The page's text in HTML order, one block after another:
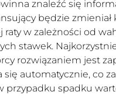
znaleźć się
będzie zmieniał
raty w zależności od
stawek.
rozwiązaniem jest
się automatycznie, co
przypadku spadku